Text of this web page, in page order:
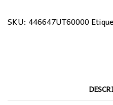
carril
SKU: 446647UT60000